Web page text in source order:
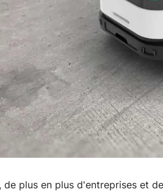
de plus en plus d'entreprises et